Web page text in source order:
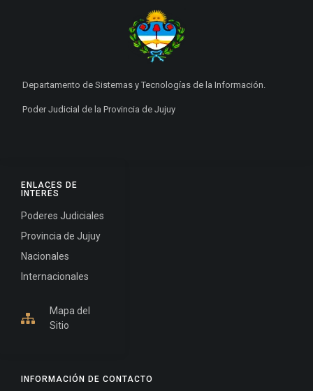
INFORMACIÓN DE CONTACTO
ENLACES DE
INTERÉS
Poderes Judiciales
Provincia de Jujuy
Nacionales
Internacionales
Mapa del
Sitio
Departamento de Sistemas y Tecnologías de la Información.
Poder Judicial de la Provincia de Jujuy